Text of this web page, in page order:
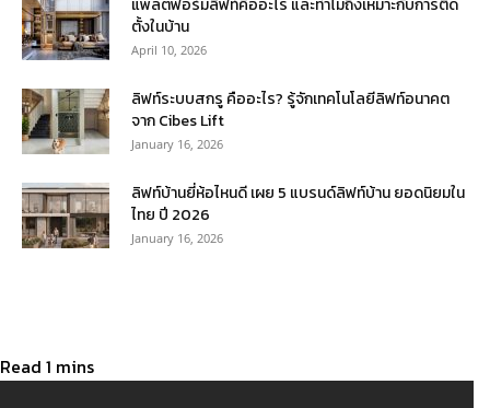
แพลตฟอร์มลิฟท์คืออะไร และทำไมถึงเหมาะกับการติด
ตั้งในบ้าน
April 10, 2026
ลิฟท์ระบบสกรู คืออะไร? รู้จักเทคโนโลยีลิฟท์อนาคต
จาก Cibes Lift
January 16, 2026
ลิฟท์บ้านยี่ห้อไหนดี เผย 5 แบรนด์ลิฟท์บ้าน ยอดนิยมใน
ไทย ปี 2026
January 16, 2026